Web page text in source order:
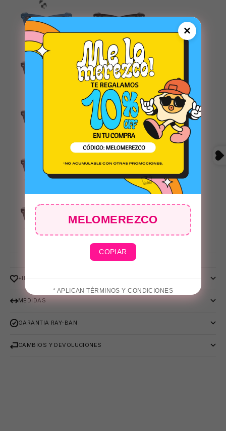
MARRON
MARRON
VERDE
AZUL
+INFO
MEDIDAS
GARANTIA RAY-BAN
CAMBIOS Y DEVOLUCIONES
×
MELOMEREZCO
COPIAR
* APLICAN TÉRMINOS Y CONDICIONES
🩳